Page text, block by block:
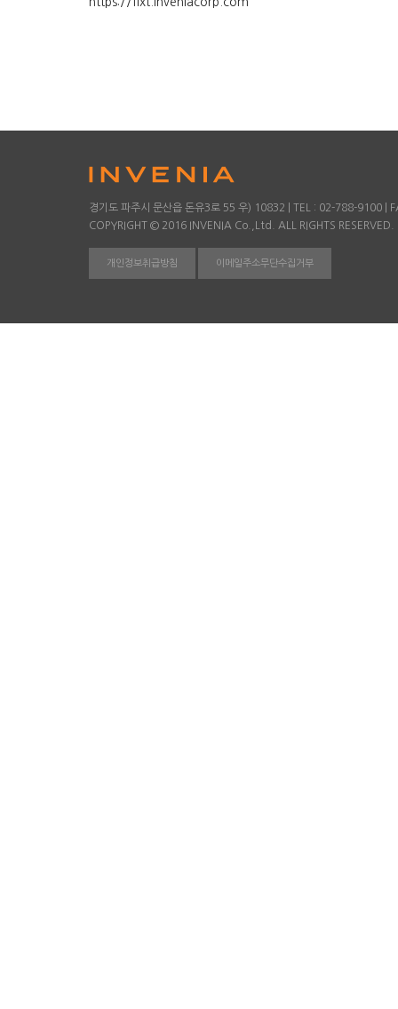
경기도 파주시 문산읍 돈유3로 55 우) 10832 | TEL : 02-788-9100 |
COPYRIGHT © 2016 INVENIA Co.,Ltd. ALL RIGHTS RESERVED.
개인정보취급방침 이메일주소무단수집거부